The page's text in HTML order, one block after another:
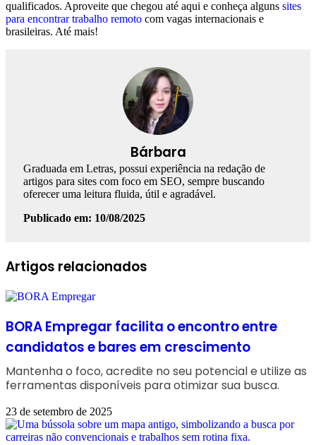
qualificados. Aproveite que chegou até aqui e conheça alguns sites
para encontrar trabalho remoto com vagas internacionais e
brasileiras. Até mais!
Bárbara
Graduada em Letras, possui experiência na redação de
artigos para sites com foco em SEO, sempre buscando
oferecer uma leitura fluida, útil e agradável.
Publicado em: 10/08/2025
Facebook
Linkedin
WhatsApp
Telegram
Artigos relacionados
BORA Empregar facilita o encontro entre
candidatos e bares em crescimento
Mantenha o foco, acredite no seu potencial e utilize as
ferramentas disponíveis para otimizar sua busca.
23 de setembro de 2025